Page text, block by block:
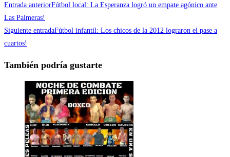
Entrada anteriorFútbol local: La Esperanza logró un empate agónico ante
Las Palmeras!
Siguiente entradaFútbol infantil: Los chicos de la 2012 lograron el pase a
cuartos!
También podría gustarte